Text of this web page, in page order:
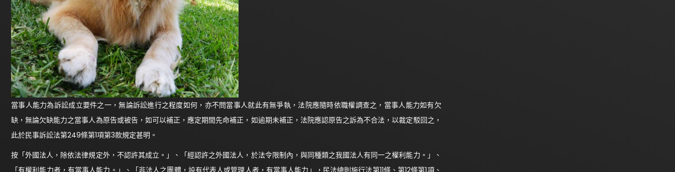
當事人能力為訴訟成立要件之一，無論訴訟進行之程度如何，亦不問當事人就此有無爭執，法院應隨時依職權調查之，當事人能力如有欠
缺，無論欠缺能力之當事人為原告或被告，如可以補正，應定期間先命補正，如逾期未補正，法院應認原告之訴為不合法，以裁定駁回之，
此於民事訴訟法第249條第1項第3款規定甚明。
按「外國法人，除依法律規定外，不認許其成立。」、「經認許之外國法人，於法令限制內，與同種類之我國法人有同一之權利能力。」、